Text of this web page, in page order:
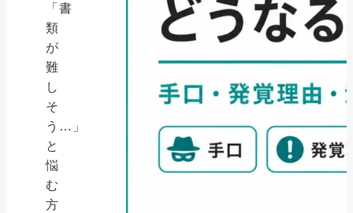
「書
類
が
難
し
そ
う…」
と
悩
む
方